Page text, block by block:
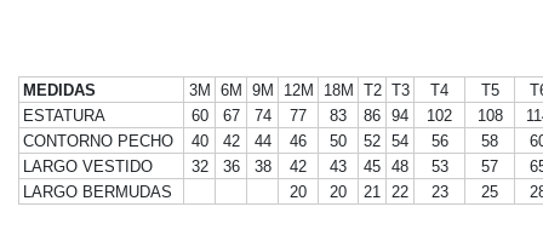
MEDIDAS 3M 6M 9M 12M 18M T2 T3 T4 T5
ESTATURA
60 67 74 77 83 86 94 102 108
CONTORNO PECHO
40 42 44 46 50 52 54 56 58
LARGO VESTIDO
32 36 38 42 43 45 48 53 57
LARGO BERMUDAS
20 20 21 22 23 25